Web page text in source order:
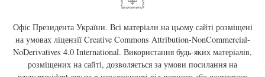
Офіс Президента України. Всі матеріали на цьому сайті розміщені
на умовах ліцензії Creative Commons Attribution-NonCommercial-
NoDerivatives 4.0 International. Використання будь-яких матеріалів,
розміщених на сайті, дозволяється за умови посилання на